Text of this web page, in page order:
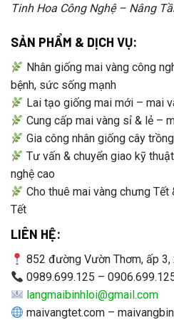
Tinh Hoa Công Nghệ – Nâng
SẢN PHẨM & DỊCH VỤ:
Nhân giống mai vàng công
bệnh, sức sống mạnh
Lai tạo giống mai mới – mai
Cung cấp mai vàng sỉ & lẻ –
Gia công nhân giống cây
Tư vấn & chuyển giao kỹ
nghệ cao
Cho thuê mai vàng chưng
Tết
LIÊN HỆ:
852 đường Vườn Thơm, ấp 3,
0989.699.125 –
langmaibinhloi@gmail.com
maivangtet.com –